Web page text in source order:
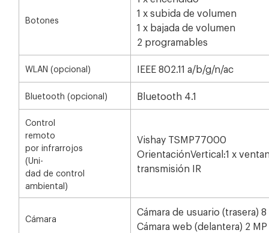
Botones
1 x subida de volumen
1 x bajada de volumen
2 programables
WLAN (opcional) IEEE 802.11 a/b/g/n/ac
Bluetooth (opcional) Bluetooth 4.1
Control
remoto
por infrarrojos
(Uni-
dad de control
ambiental)
Vishay TSMP77000
OrientaciónVertical:1 x
transmisión IR
Cámara
Cámara de usuario (trasera) 8
Cámara web (delantera) 2 MP